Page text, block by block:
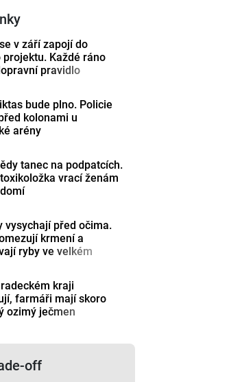
v září zapojí do
projektu. Každé ráno
pravidlo
bude plno. Policie
kolonami u
arény
tanec na podpatcích.
vrací ženám
vysychají před očima.
krmení a
ryby ve velkém
kraji
farmáři mají skoro
ozimý ječmen
off